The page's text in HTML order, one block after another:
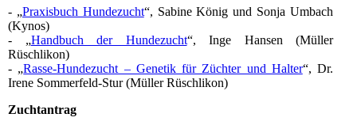
- „Praxisbuch Hundezucht“, Sabine König und Sonja Umbach
(Kynos)
- „Handbuch der Hundezucht“, Inge Hansen (Müller
Rüschlikon)
- „Rasse-Hundezucht – Genetik für Züchter und Halter“, Dr.
Irene Sommerfeld-Stur (Müller Rüschlikon)
Zuchtantrag